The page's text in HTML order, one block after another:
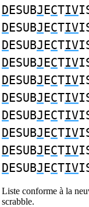
DESUBJECTIV
DESUBJECTIV
DESUBJECTIV
DESUBJECTIV
DESUBJECTIV
DESUBJECTIV
DESUBJECTIV
DESUBJECTIV
DESUBJECTIV
DESUBJECTIV
Liste conforme à la
scrabble.